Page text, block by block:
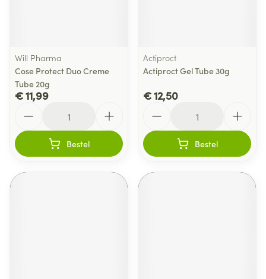
Will Pharma
Cose Protect Duo Creme
Tube 20g
€ 11,99
Bestel
Actiproct
Actiproct Gel Tube 30g
€ 12,50
Bestel